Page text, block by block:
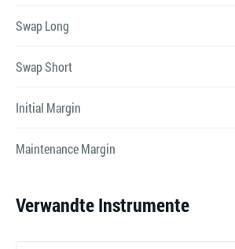
Swap Long
Swap Short
Initial Margin
Maintenance Margin
Verwandte Instrumente